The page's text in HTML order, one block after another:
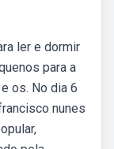
ler e dormir
para a
os. No dia 6
nunes